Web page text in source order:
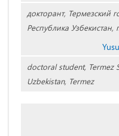
докторант, Термезский
Республика Узбекистан,
doctoral student, Termez
Uzbekistan, Termez